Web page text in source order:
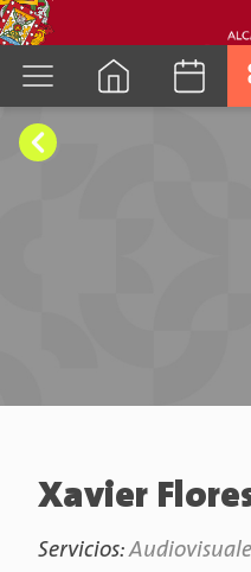
Xavier
Servicios: